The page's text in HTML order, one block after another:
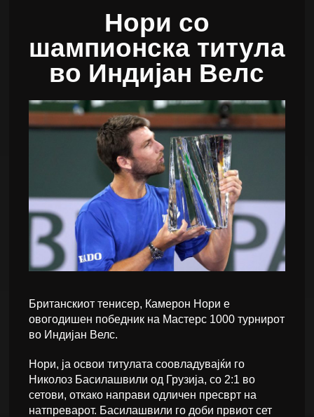
Нори со
шампионска титула
во Индијан Велс
Британскиот тенисер, Камерон Нори е
овогодишен победник на Мастерс 1000 турнирот
во Индијан Велс.
Нори, ја освои титулата соовладувајќи го
Николоз Басилашвили од Грузија, со 2:1 во
сетови, откако направи одличен пресврт на
натпреварот. Басилашвили го доби првиот сет